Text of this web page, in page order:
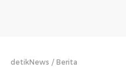
detikNews Berita